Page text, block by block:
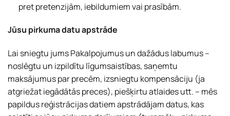
pret pretenzijām, iebildumiem vai prasībām.
Jūsu pirkuma datu apstrāde
Lai sniegtu jums Pakalpojumus un dažādus labumus –
noslēgtu un izpildītu līgumsaistības, saņemtu
maksājumus par precēm, izsniegtu kompensāciju (ja
atgriežat iegādātās preces), piešķirtu atlaides utt. – mēs
papildus reģistrācijas datiem apstrādājam datus, kas